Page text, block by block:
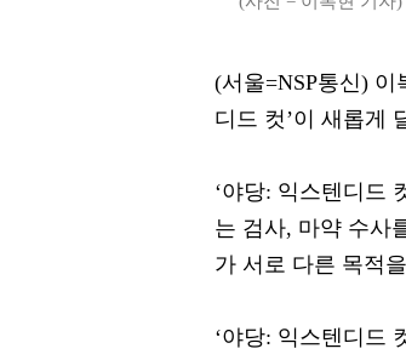
(서울=NSP통신) 이
디드 컷’이 새롭게
‘야당: 익스텐디드
는 검사, 마약 수사
가 서로 다른 목적
‘야당: 익스텐디드